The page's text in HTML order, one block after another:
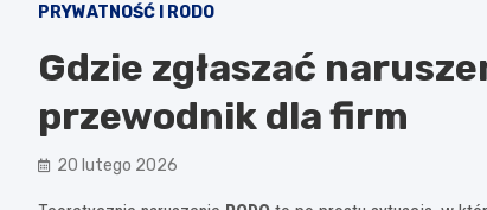
PRYWATNOŚĆ I RODO
Gdzie zgłaszać
przewodnik dla firm
20 lutego 2026